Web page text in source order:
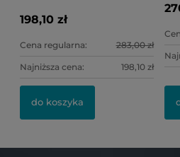
198,10 zł
Cena regularna: 283,00 zł
Najniższa cena: 198,10 zł
do koszyka